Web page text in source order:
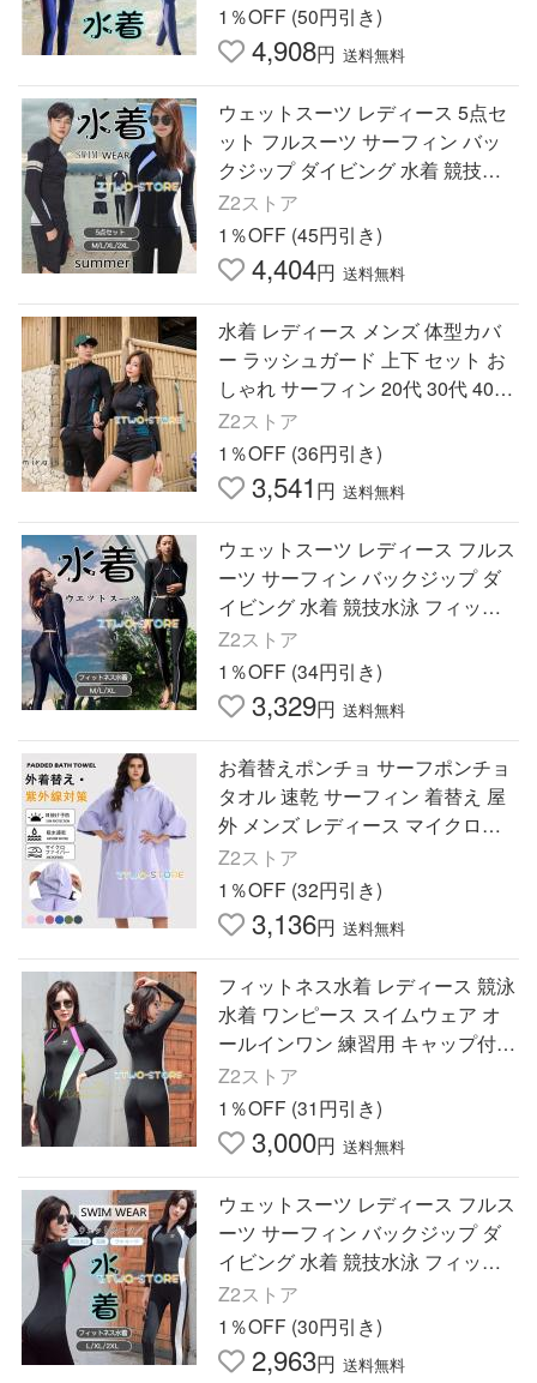
レギンス
1％OFF (50円引き)
4,908円 送料無料
ウェットスーツ レディース 5点セ
ット フルスーツ サーフィン バッ
クジップ ダイビング 水着 競技水
泳 フィットネス水着 海 ビーチ 長
袖 レギンス
Z2ストア
1％OFF (45円引き)
4,404円 送料無料
水着 レディース メンズ 体型カバ
ー ラッシュガード 上下 セット お
しゃれ サーフィン 20代 30代 40代
50代 フィットネス水着 セパレート
かわいい かっこいい
Z2ストア
1％OFF (36円引き)
3,541 円 送料無料
ウェットスーツ レディース フルス
ーツ サーフィン バックジップ ダ
イビング 水着 競技水泳 フィット
ネス水着 海 ビーチ スポーツ 長袖
レギンス
Z2ストア
1％OFF (34円引き)
3,329円 送料無料
お着替えポンチョ サーフポンチョ
タオル 速乾 サーフィン 着替え 屋
外 メンズ レディース マイクロフ
ァイバー スポーツ 着替え ポンチ
ョ 屋外
Z2ストア
1％OFF (32円引き)
3,136円 送料無料
フィットネス水着 レディース 競泳
水着 ワンピース スイムウェア オ
ールインワン 練習用 キャップ付
長袖 トレーニング 体系カバー ス
リムデザイン フィットネス
Z2ストア
1％OFF (31円引き)
3,000円 送料無料
ウェットスーツ レディース フルス
ーツ サーフィン バックジップ ダ
イビング 水着 競技水泳 フィット
ネス水着 海 ビーチ スポーツ 長袖
レギンス
Z2ストア
1％OFF (30円引き)
2,963円 送料無料